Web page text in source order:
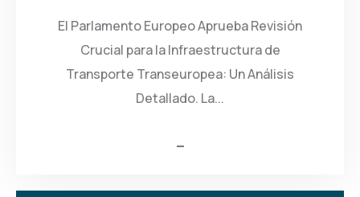
El Parlamento Europeo Aprueba Revisión
Crucial para la Infraestructura de
Transporte Transeuropea: Un Análisis
Detallado. La...